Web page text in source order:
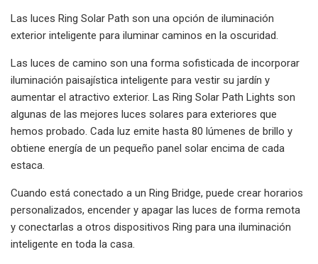
Las luces Ring Solar Path son una opción de iluminación
exterior inteligente para iluminar caminos en la oscuridad.
Las luces de camino son una forma sofisticada de incorporar
iluminación paisajística inteligente para vestir su jardín y
aumentar el atractivo exterior. Las Ring Solar Path Lights son
algunas de las mejores luces solares para exteriores que
hemos probado. Cada luz emite hasta 80 lúmenes de brillo y
obtiene energía de un pequeño panel solar encima de cada
estaca.
Cuando está conectado a un Ring Bridge, puede crear horarios
personalizados, encender y apagar las luces de forma remota
y conectarlas a otros dispositivos Ring para una iluminación
inteligente en toda la casa.